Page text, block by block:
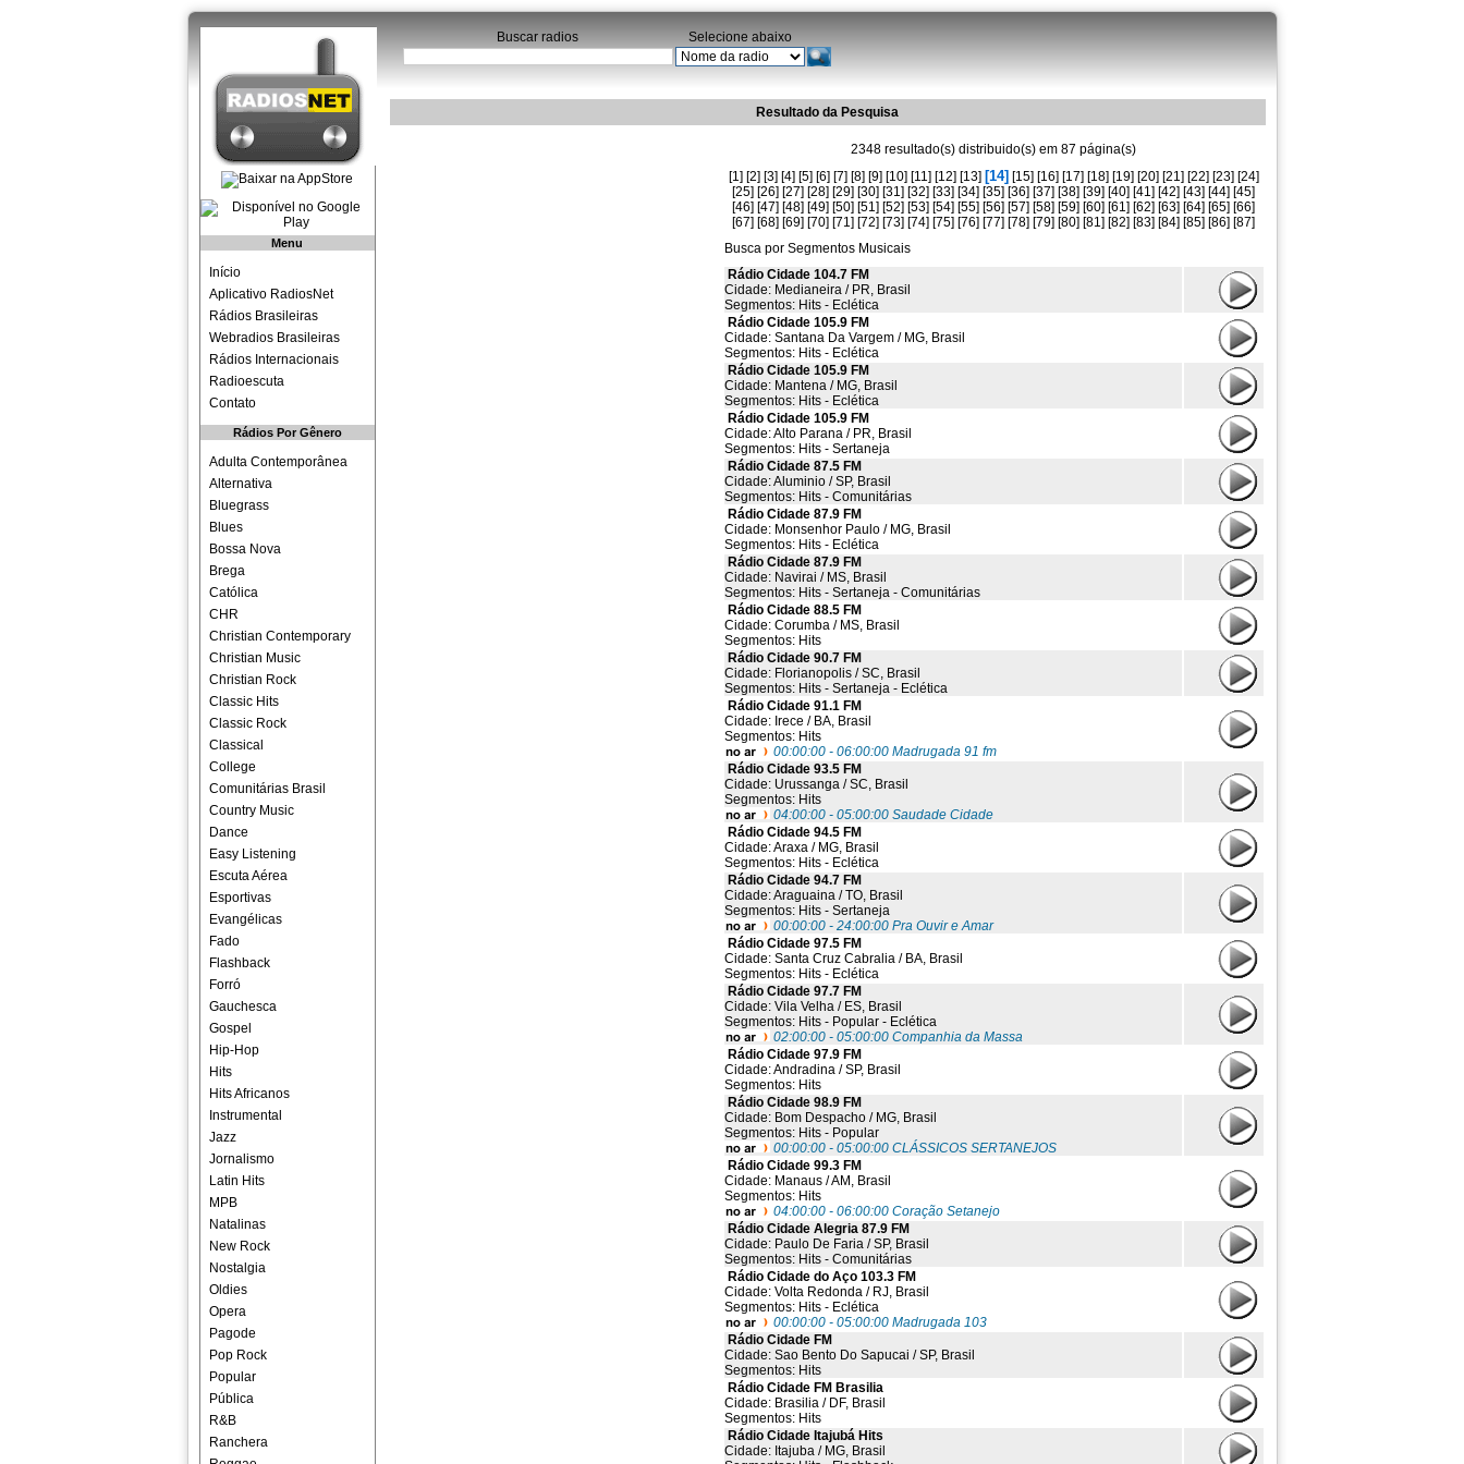
Buscar radios Selecione abaixo
Menu
Início
Aplicativo RadiosNet
Rádios Brasileiras
Webradios Brasileiras
Rádios Internacionais
Radioescuta
Contato
Rádios Por Gênero
Adulta Contemporânea
Alternativa
Bluegrass
Blues
Bossa Nova
Brega
Católica
CHR
Christian Contemporary
Christian Music
Christian Rock
Classic Hits
Classic Rock
Classical
College
Comunitárias Brasil
Country Music
Dance
Easy Listening
Escuta Aérea
Esportivas
Evangélicas
Fado
Flashback
Forró
Gauchesca
Gospel
Hip-Hop
Hits
Hits Africanos
Instrumental
Jazz
Jornalismo
Latin Hits
MPB
Natalinas
New Rock
Nostalgia
Oldies
Opera
Pagode
Pop Rock
Popular
Pública
R&B
Ranchera
Resultado da Pesquisa
2348 resultado(s) distribuido(s) em 87 página(s)
[1] [2] [3] [4] [5] [6] [7] [8] [9] [10] [11] [12] [13] [14] [15] [16] [17] [18] [19] [20] [21] [22] [23] [24]
[25] [26] [27] [28] [29] [30] [31] [32] [33] [34] [35] [36] [37] [38] [39] [40] [41] [42] [43] [44] [45]
[46] [47] [48] [49] [50] [51] [52] [53] [54] [55] [56] [57] [58] [59] [60] [61] [62] [63] [64] [65] [66]
[67] [68] [69] [70] [71] [72] [73] [74] [75] [76] [77] [78] [79] [80] [81] [82] [83] [84] [85] [86] [87]
Busca por Segmentos Musicais
Rádio Cidade 104.7 FM
Cidade: Medianeira / PR, Brasil
Segmentos: Hits - Eclética
Rádio Cidade 105.9 FM
Cidade: Santana Da Vargem / MG, Brasil
Segmentos: Hits - Eclética
Rádio Cidade 105.9 FM
Cidade: Mantena / MG, Brasil
Segmentos: Hits - Eclética
Rádio Cidade 105.9 FM
Cidade: Alto Parana / PR, Brasil
Segmentos: Hits - Sertaneja
Rádio Cidade 87.5 FM
Cidade: Aluminio / SP, Brasil
Segmentos: Hits - Comunitárias
Rádio Cidade 87.9 FM
Cidade: Monsenhor Paulo / MG, Brasil
Segmentos: Hits - Eclética
Rádio Cidade 87.9 FM
Cidade: Navirai / MS, Brasil
Segmentos: Hits - Sertaneja - Comunitárias
Rádio Cidade 88.5 FM
Cidade: Corumba / MS, Brasil
Segmentos: Hits
Rádio Cidade 90.7 FM
Cidade: Florianopolis / SC, Brasil
Segmentos: Hits - Sertaneja - Eclética
Rádio Cidade 91.1 FM
Cidade: Irece / BA, Brasil
Segmentos: Hits
00:00:00 - 06:00:00 Madrugada 91 fm
Rádio Cidade 93.5 FM
Cidade: Urussanga / SC, Brasil
Segmentos: Hits
04:00:00 - 05:00:00 Saudade Cidade
Rádio Cidade 94.5 FM
Cidade: Araxa / MG, Brasil
Segmentos: Hits - Eclética
Rádio Cidade 94.7 FM
Cidade: Araguaina / TO, Brasil
Segmentos: Hits - Sertaneja
00:00:00 - 24:00:00 Pra Ouvir e Amar
Rádio Cidade 97.5 FM
Cidade: Santa Cruz Cabralia / BA, Brasil
Segmentos: Hits - Eclética
Rádio Cidade 97.7 FM
Cidade: Vila Velha / ES, Brasil
Segmentos: Hits - Popular - Eclética
02:00:00 - 05:00:00 Companhia da Massa
Rádio Cidade 97.9 FM
Cidade: Andradina / SP, Brasil
Segmentos: Hits
Rádio Cidade 98.9 FM
Cidade: Bom Despacho / MG, Brasil
Segmentos: Hits - Popular
00:00:00 - 05:00:00 CLÁSSICOS SERTANEJOS
Rádio Cidade 99.3 FM
Cidade: Manaus / AM, Brasil
Segmentos: Hits
04:00:00 - 06:00:00 Coração Setanejo
Rádio Cidade Alegria 87.9 FM
Cidade: Paulo De Faria / SP, Brasil
Segmentos: Hits - Comunitárias
Rádio Cidade do Aço 103.3 FM
Cidade: Volta Redonda / RJ, Brasil
Segmentos: Hits - Eclética
00:00:00 - 05:00:00 Madrugada 103
Rádio Cidade FM
Cidade: Sao Bento Do Sapucai / SP, Brasil
Segmentos: Hits
Rádio Cidade FM Brasilia
Cidade: Brasilia / DF, Brasil
Segmentos: Hits
Rádio Cidade Itajubá Hits
Cidade: Itajuba / MG, Brasil